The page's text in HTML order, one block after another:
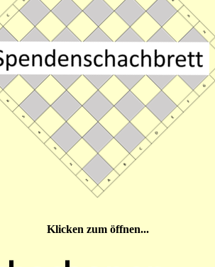
Klicken zum öffnen...